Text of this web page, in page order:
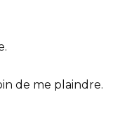
de me plaindre.